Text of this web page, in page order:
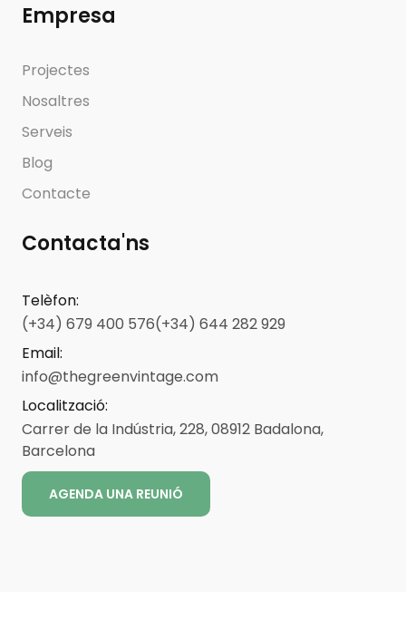
Empresa
Projectes
Nosaltres
Serveis
Blog
Contacte
Contacta'ns
Telèfon:
(+34) 679 400 576(+34) 644 282 929
Email:
info@thegreenvintage.com
Localització:
Carrer de la Indústria, 228, 08912 Badalona,
Barcelona
AGENDA UNA REUNIÓ